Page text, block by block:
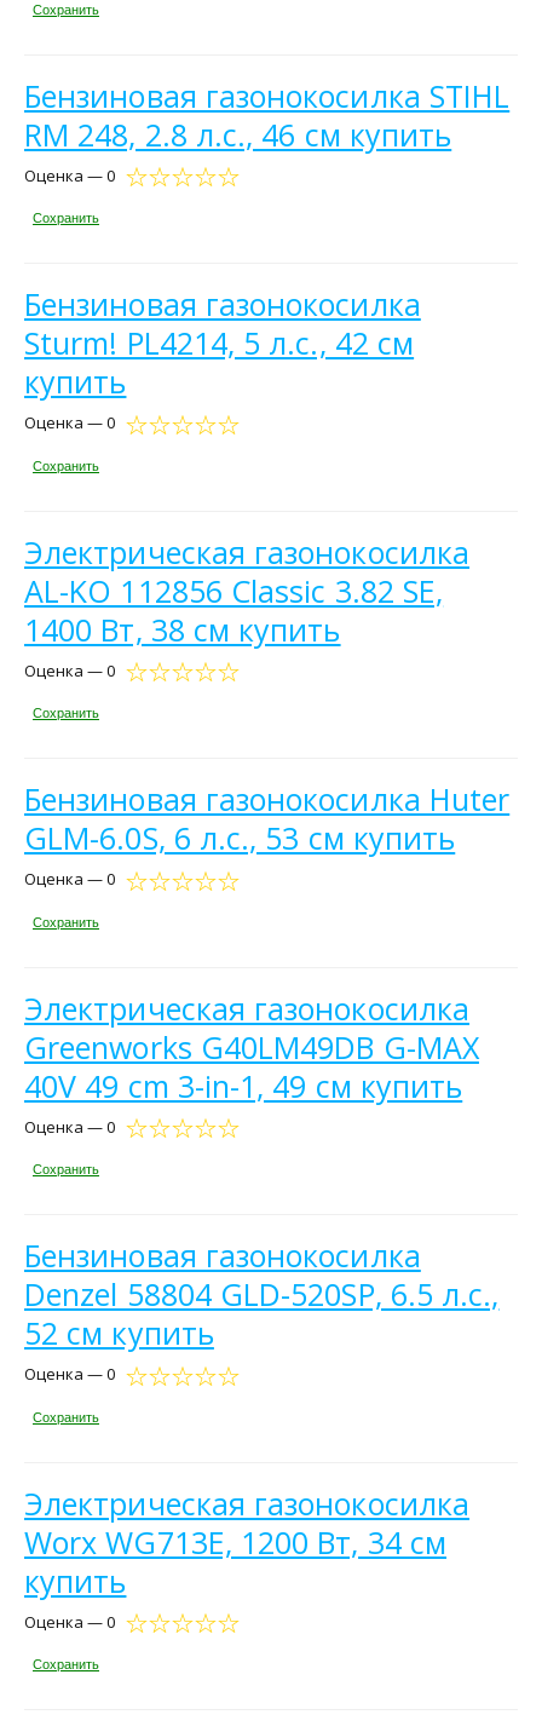
Сохранить
Бензиновая газонокосилка STIHL
RM 248, 2.8 л.с., 46 см купить
Оценка — 0
Сохранить
Бензиновая газонокосилка
Sturm! PL4214, 5 л.с., 42 см
купить
Оценка — 0
Сохранить
Электрическая газонокосилка
AL-KO 112856 Classic 3.82 SE,
1400 Вт, 38 см купить
Оценка — 0
Сохранить
Бензиновая газонокосилка Huter
GLM-6.0S, 6 л.с., 53 см купить
Оценка — 0
Сохранить
Электрическая газонокосилка
Greenworks G40LM49DB G-MAX
40V 49 cm 3-in-1, 49 см купить
Оценка — 0
Сохранить
Бензиновая газонокосилка
Denzel 58804 GLD-520SP, 6.5 л.с.,
52 см купить
Оценка — 0
Сохранить
Электрическая газонокосилка
Worx WG713E, 1200 Вт, 34 см
купить
Оценка — 0
Сохранить